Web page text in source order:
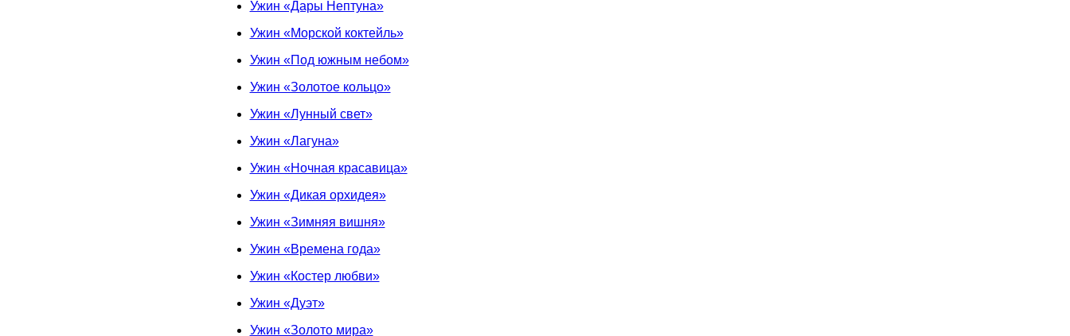
Ужин «Дары Нептуна»
Ужин «Морской коктейль»
Ужин «Под южным небом»
Ужин «Золотое кольцо»
Ужин «Лунный свет»
Ужин «Лагуна»
Ужин «Ночная красавица»
Ужин «Дикая орхидея»
Ужин «Зимняя вишня»
Ужин «Времена года»
Ужин «Костер любви»
Ужин «Дуэт»
Ужин «Золото мира»